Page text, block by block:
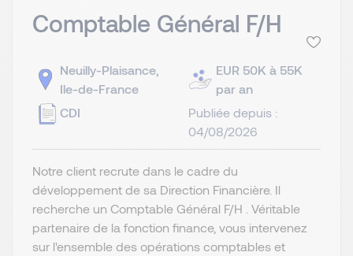
Comptable Général F/H
Neuilly-Plaisance,
Ile-de-France
CDI
EUR 50K à 55K
par an
Publiée depuis :
04/08/2026
Notre client recrute dans le cadre du
développement de sa Direction Financière. Il
recherche un Comptable Général F/H . Véritable
partenaire de la fonction finance, vous intervenez
sur l'ensemble des opérations comptables et